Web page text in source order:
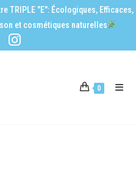
TRIPLE "E": Écologiques, Efficaces,
et cosmétiques naturelles
0